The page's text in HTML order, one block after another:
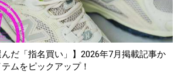
んだ「指名買い」】2026年7月掲載記事か
ムをピックアップ！